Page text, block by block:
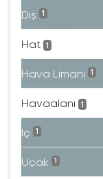
Dış 1
Hat 1
Hava Limanı 1
Havaalanı 1
Iç 1
Uçak 1